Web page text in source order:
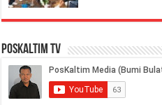
PosKaltim TV